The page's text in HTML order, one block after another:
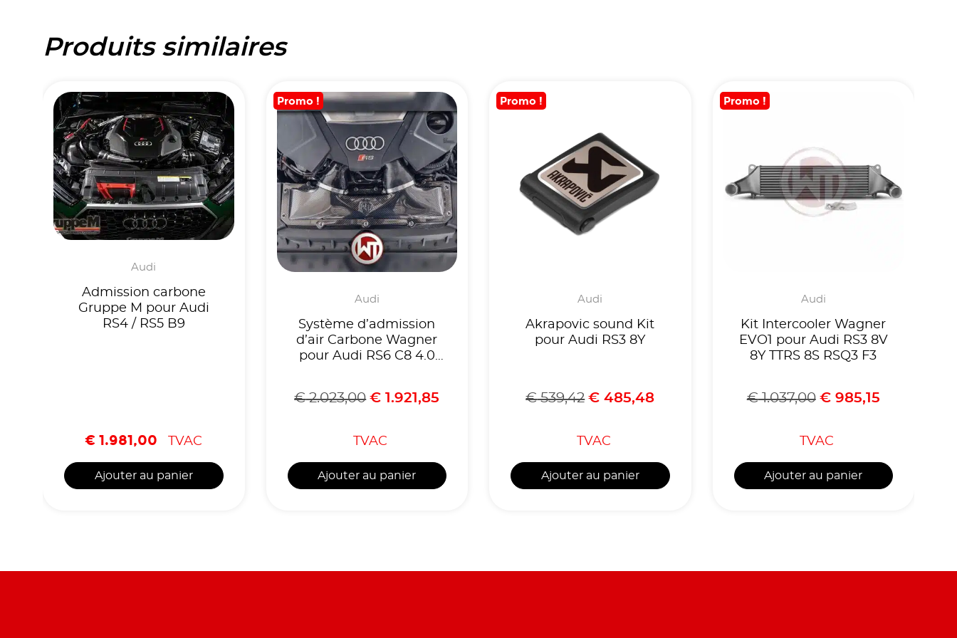
Produits similaires
Audi
Admission carbone
Gruppe M pour Audi
RS4 / RS5 B9
€ 1.981,00 TVAC
Ajouter au panier
Promo !
Audi
Système d’admission
d’air Carbone Wagner
pour Audi RS6 C8 4.0
€2.023,00 € 1.921,85
TVAC
Ajouter au panier
Promo !
Audi
Akrapovic sound Kit
pour Audi RS3 8Y
€539,42 € 485,48
TVAC
Ajouter au panier
Promo !
Audi
Kit Intercooler Wagner
EVO1 pour Audi RS3 8V
8Y TTRS 8S RSQ3 F3
€1.037,00 €985,15
TVAC
Ajouter au panier